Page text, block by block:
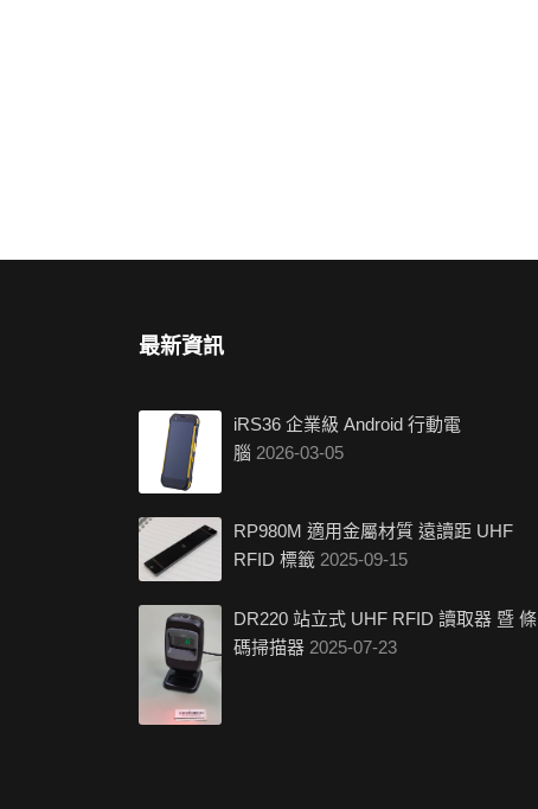
最新資訊
iRS36 企業級 Android 行動電
腦 2026-03-05
RP980M 適用金屬材質 遠讀距 UHF
RFID 標籤 2025-09-15
DR220 站立式 UHF RFID 讀取器 暨 條
碼掃描器 2025-07-23